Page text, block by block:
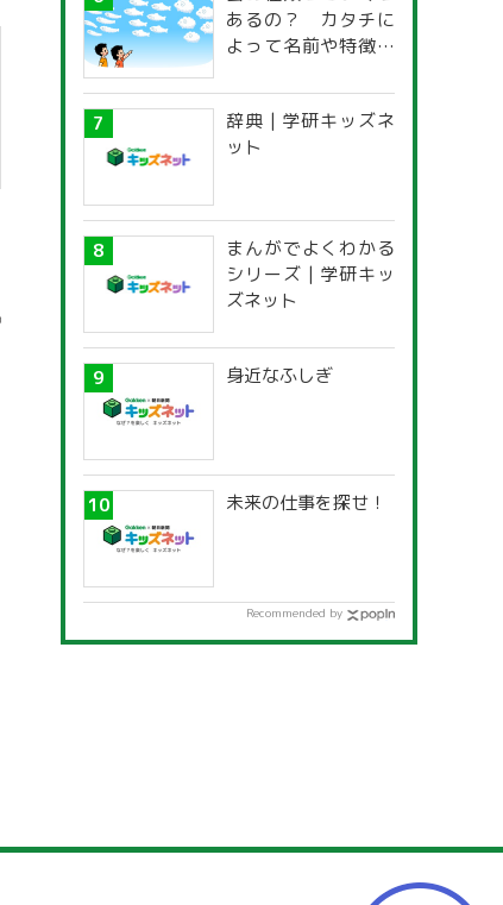
あるの？ カタチに
よって名前や特徴が
辞典 | 学研キッズネ
ット
まんがでよくわかる
シリーズ | 学研キッ
ズネット
身近なふしぎ
未来の仕事を探せ！
Recommended by